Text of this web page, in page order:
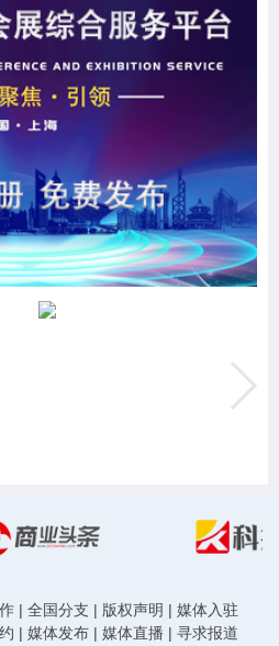
| 全国分支 | 版权声明 | 媒体入驻
| 媒体发布 | 媒体直播 | 寻求报道